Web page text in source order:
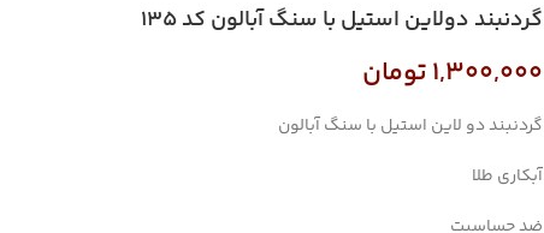
گردنبند دولاین استیل با سنگ آبالون کد ۱۳۵
۱,۳۰۰,۰۰۰تومان
گردنبند دو لاین استیل با سنگ آبالون
آبکاری طلا
ضد حساسیت